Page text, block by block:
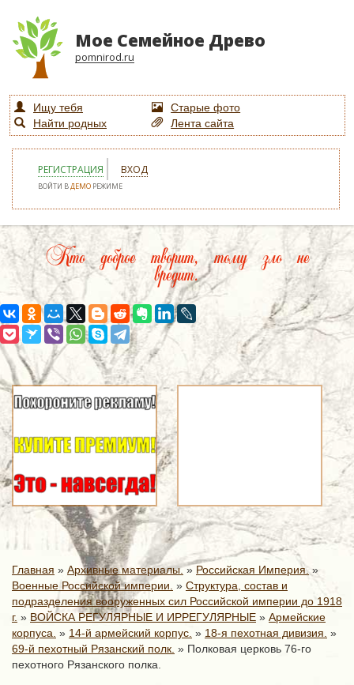
Мое Семейное Древо
pomnirod.ru
Ищу тебя
Старые фото
Найти родных
Лента сайта
РЕГИСТРАЦИЯ ВХОД
ВОЙТИ ВДЕМО РЕЖИМЕ
Кто доброе творит, тому зло не
вредит.
Главная » Архивные материалы.» Российская Империя. »
Военные Российской империи. » Структура, состав и
подразделения вооруженных сил Российской империи до 1918
г. » ВОЙСКА РЕГУЛЯРНЫЕ И ИРРЕГУЛЯРНЫЕ » Армейские
корпуса. » 14-й армейский корпус. » 18-я пехотная дивизия. »
69-й пехотный Рязанский полк. » Полковая церковь 76-го
пехотного Рязанского полка.